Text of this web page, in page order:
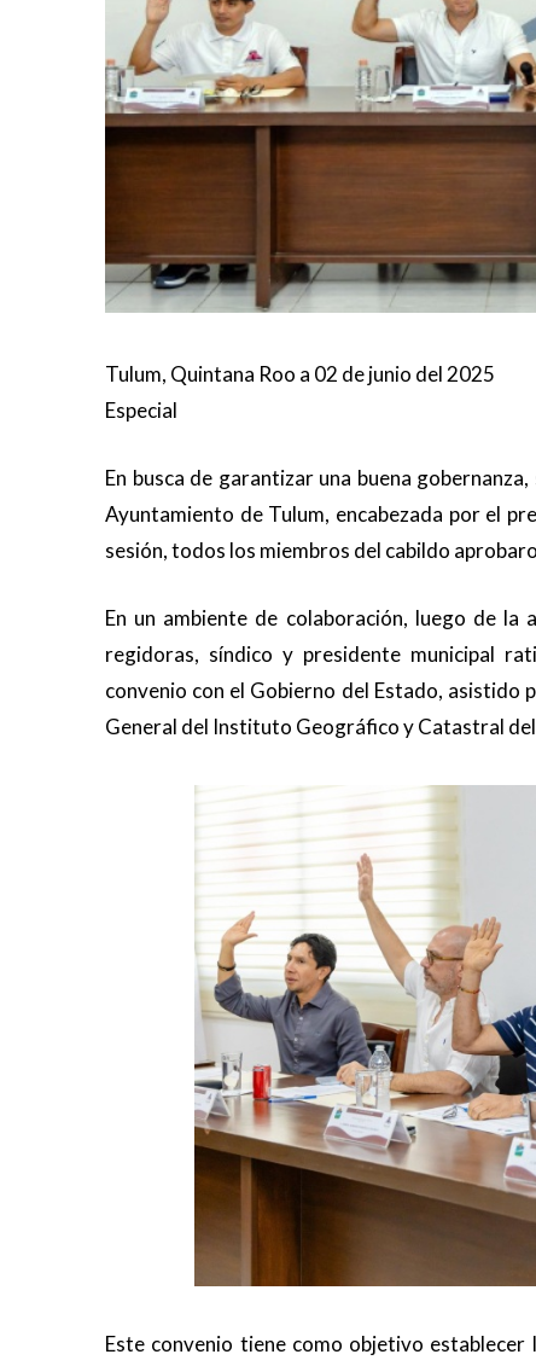
Tulum, Quintana Roo a 02 de junio del 2025
Especial
En busca de garantizar una buena
Ayuntamiento de Tulum, encabezada por el
sesión, todos los miembros del cabildo
En un ambiente de colaboración, luego de
regidoras, síndico y presidente municipal
convenio con el Gobierno del Estado, asistido
General del Instituto Geográfico y Catastral
Este convenio tiene como objetivo